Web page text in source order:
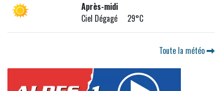
Après-midi
Ciel Dégagé 29°C
Toute la météo